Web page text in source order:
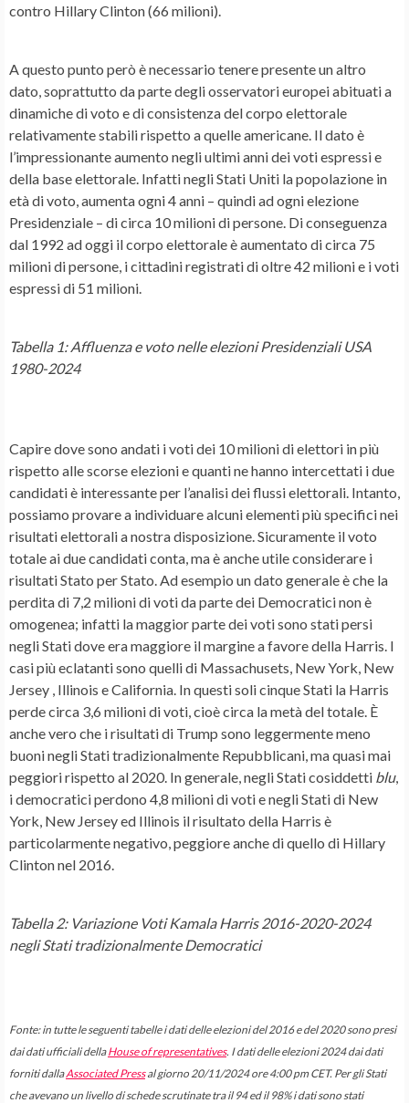
contro Hillary Clinton (66 milioni).
A questo punto però è necessario tenere presente un altro
dato, soprattutto da parte degli osservatori europei abituati a
dinamiche di voto e di consistenza del corpo elettorale
relativamente stabili rispetto a quelle americane. Il dato è
l’impressionante aumento negli ultimi anni dei voti espressi e
della base elettorale. Infatti negli Stati Uniti la popolazione in
età di voto, aumenta ogni 4 anni – quindi ad ogni elezione
Presidenziale – di circa 10 milioni di persone. Di conseguenza
dal 1992 ad oggi il corpo elettorale è aumentato di circa 75
milioni di persone, i cittadini registrati di oltre 42 milioni e i voti
espressi di 51 milioni.
Tabella 1: Affluenza e voto nelle elezioni Presidenziali USA
1980-2024
Capire dove sono andati i voti dei 10 milioni di elettori in più
rispetto alle scorse elezioni e quanti ne hanno intercettati i due
candidati è interessante per l’analisi dei flussi elettorali. Intanto,
possiamo provare a individuare alcuni elementi più specifici nei
risultati elettorali a nostra disposizione. Sicuramente il voto
totale ai due candidati conta, ma è anche utile considerare i
risultati Stato per Stato. Ad esempio un dato generale è che la
perdita di 7,2 milioni di voti da parte dei Democratici non è
omogenea; infatti la maggior parte dei voti sono stati persi
negli Stati dove era maggiore il margine a favore della Harris. I
casi più eclatanti sono quelli di Massachusets, New York, New
Jersey , Illinois e California. In questi soli cinque Stati la Harris
perde circa 3,6 milioni di voti, cioè circa la metà del totale. È
anche vero che i risultati di Trump sono leggermente meno
buoni negli Stati tradizionalmente Repubblicani, ma quasi mai
peggiori rispetto al 2020. In generale, negli Stati cosiddetti blu,
i democratici perdono 4,8 milioni di voti e negli Stati di New
York, New Jersey ed Illinois il risultato della Harris è
particolarmente negativo, peggiore anche di quello di Hillary
Clinton nel 2016.
Tabella 2: Variazione Voti Kamala Harris 2016-2020-2024
negli Stati tradizionalmente Democratici
Fonte: in tutte le seguenti tabelle i dati delle elezioni del 2016 e del 2020 sono presi
dai dati ufficiali dellaHouse of representatives. I dati delle elezioni 2024 dai dati
forniti dallaAssociated Pressal giorno 20/11/2024 ore 4:00 pm CET. Per gli Stati
che avevano un livello di schede scrutinate tra il 94 ed il 98% i dati sono stati